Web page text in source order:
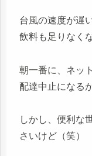
台風の速度が遅
飲料も足りなく
朝一番に、ネッ
配達中止になる
しかし、便利な
さいけど（笑）